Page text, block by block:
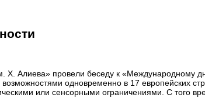
Алиева» провели беседу к «Международному
одновременно в 17 европейских
или сенсорными ограничениями. С того